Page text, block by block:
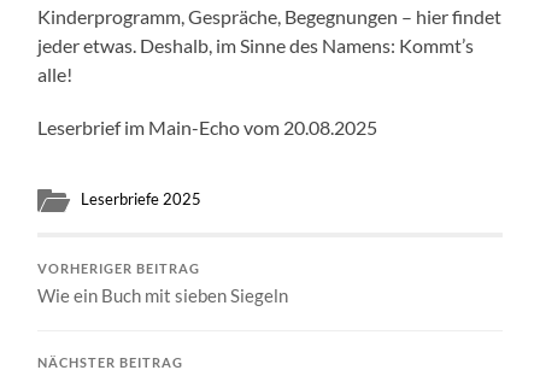
Kinderprogramm, Gespräche, Begegnungen – hier findet
jeder etwas. Deshalb, im Sinne des Namens: Kommt’s
alle!
Leserbrief im Main-Echo vom 20.08.2025
Leserbriefe 2025
VORHERIGER BEITRAG
Wie ein Buch mit sieben Siegeln
NÄCHSTER BEITRAG